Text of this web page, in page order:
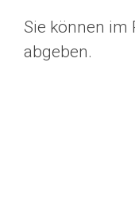
Sie können
abgeben.